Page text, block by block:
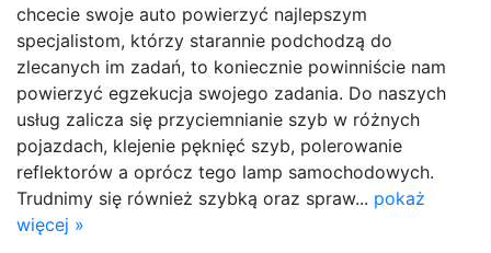
chcecie swoje auto powierzyć najlepszym
specjalistom, którzy starannie podchodzą do
zlecanych im zadań, to koniecznie powinniście nam
powierzyć egzekucja swojego zadania. Do naszych
usług zalicza się przyciemnianie szyb w różnych
pojazdach, klejenie pęknięć szyb, polerowanie
reflektorów a oprócz tego lamp samochodowych.
Trudnimy się również szybką oraz spraw... pokaż
więcej »